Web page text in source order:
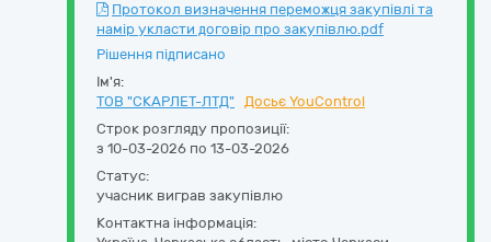
Протокол визначення переможця закупівлі та
намір укласти договір про закупівлю.pdf
Рішення підписано
Ім'я:
ТОВ "СКАРЛЕТ-ЛТД"
Досьє YouControl
Строк розгляду пропозиції:
з 10-03-2026 по 13-03-2026
Статус:
учасник виграв закупівлю
Контактна інформація: